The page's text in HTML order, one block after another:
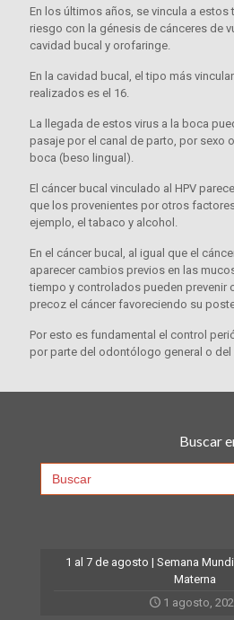
En los últimos años, se vincula a estos
riesgo con la génesis de cánceres de
cavidad bucal y orofaringe.
En la cavidad bucal, el tipo más
realizados es el 16.
La llegada de estos virus a la boca
pasaje por el canal de parto, por sexo
boca (beso lingual).
El cáncer bucal vinculado al HPV
que los provenientes por otros
ejemplo, el tabaco y alcohol.
En el cáncer bucal, al igual que el
aparecer cambios previos en las
tiempo y controlados pueden prevenir
precoz el cáncer favoreciendo su
Por esto es fundamental el control
por parte del odontólogo general o del
Buscar
1 al 7 de agosto | Semana
Materna
1 agosto,